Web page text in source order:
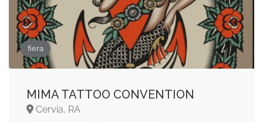
fiera
MIMA TATTOO CONVENTION
Cervia, RA